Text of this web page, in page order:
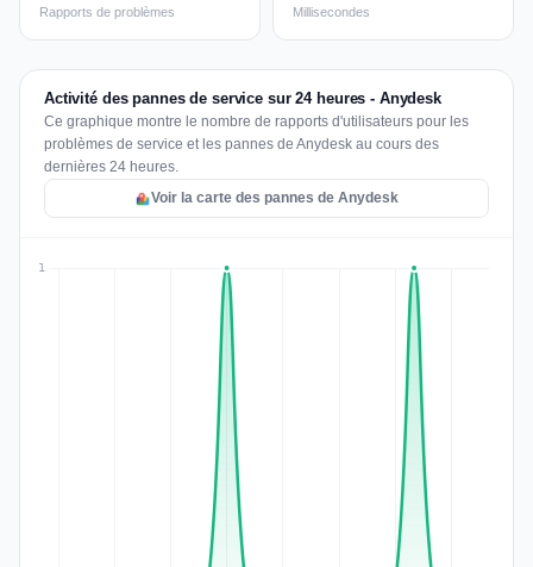
Rapports de problèmes Millisecondes
Activité des pannes de service sur 24 heures - Anydesk
Ce graphique montre le nombre de rapports d'utilisateurs pour les
problèmes de service et les pannes de Anydesk au cours des
dernières 24 heures.
Voir la carte des pannes de Anydesk